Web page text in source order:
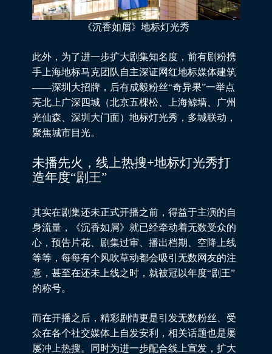
《沉香如屑》地标灯光秀
此外，为了进一步扩大剧集知名度，前有剧粉携
手上海地标马克团队自主深证网红地标媒体建筑
——深圳大招牌，后有成毅粉丝“奇异果”一举点
亮北上广深四城（北京五棵松、上海鲸墙、广州
光仙森、深圳大门面） 地标灯光秀 ，多城联动，
聚焦城市目光。
未播先火，线上热搜+地标灯光秀打
造年度“剧王”
其实在剧集还未正式开播之前，得益于主演的自
身流量，《沉香如屑》就已经牵动着无数受众的
心，预告片花、剧集过审、播出档期、空降上线
等等，每每有个风吹草动都会吸引无数网友的注
意，甚至在还未上线之时，就被冠以年度“剧王”
的称号。
而在开播之后，精彩剧情更是引发无数粉丝、受
众在各个社交媒体上自发安利，相关话题也是屡
屡冲上热搜。同时为进一步配合线上宣发，扩大